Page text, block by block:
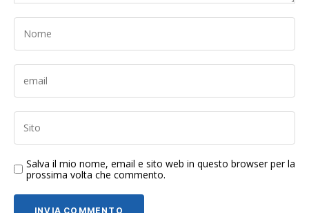
Salva il mio nome, email e sito web in questo browser per la
prossima volta che commento.